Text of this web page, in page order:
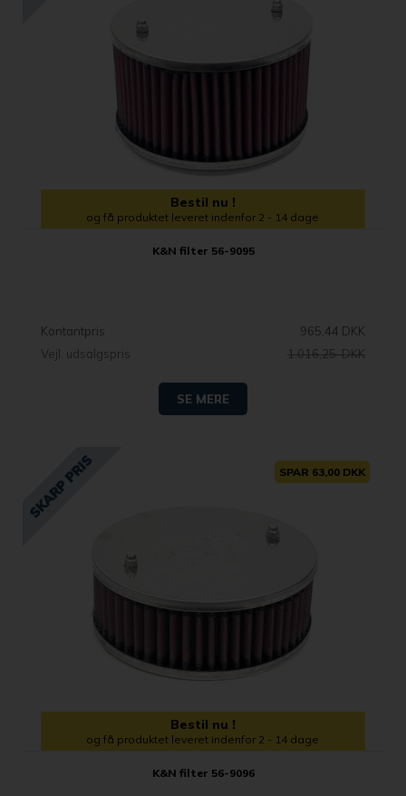
Bestil nu !
og få produktet leveret indenfor 2 - 14 dage
K&N filter 56-9095
Kontantpris
965,44 DKK
Vejl. udsalgspris
1.016,25 DKK
SE MERE
SPAR 63,00 DKK
Bestil nu !
og få produktet leveret indenfor 2 - 14 dage
K&N filter 56-9096